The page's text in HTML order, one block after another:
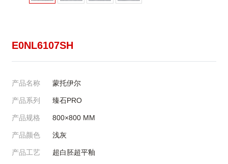
E0NL6107SH
产品名称 蒙托伊尔
产品系列 臻石PRO
产品规格 800×800 MM
产品颜色 浅灰
产品工艺 超白胚超平釉